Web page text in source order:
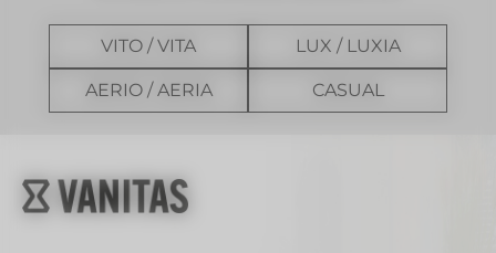
VITO / VITA LUX / LUXIA
AERIO / AERIA CASUAL